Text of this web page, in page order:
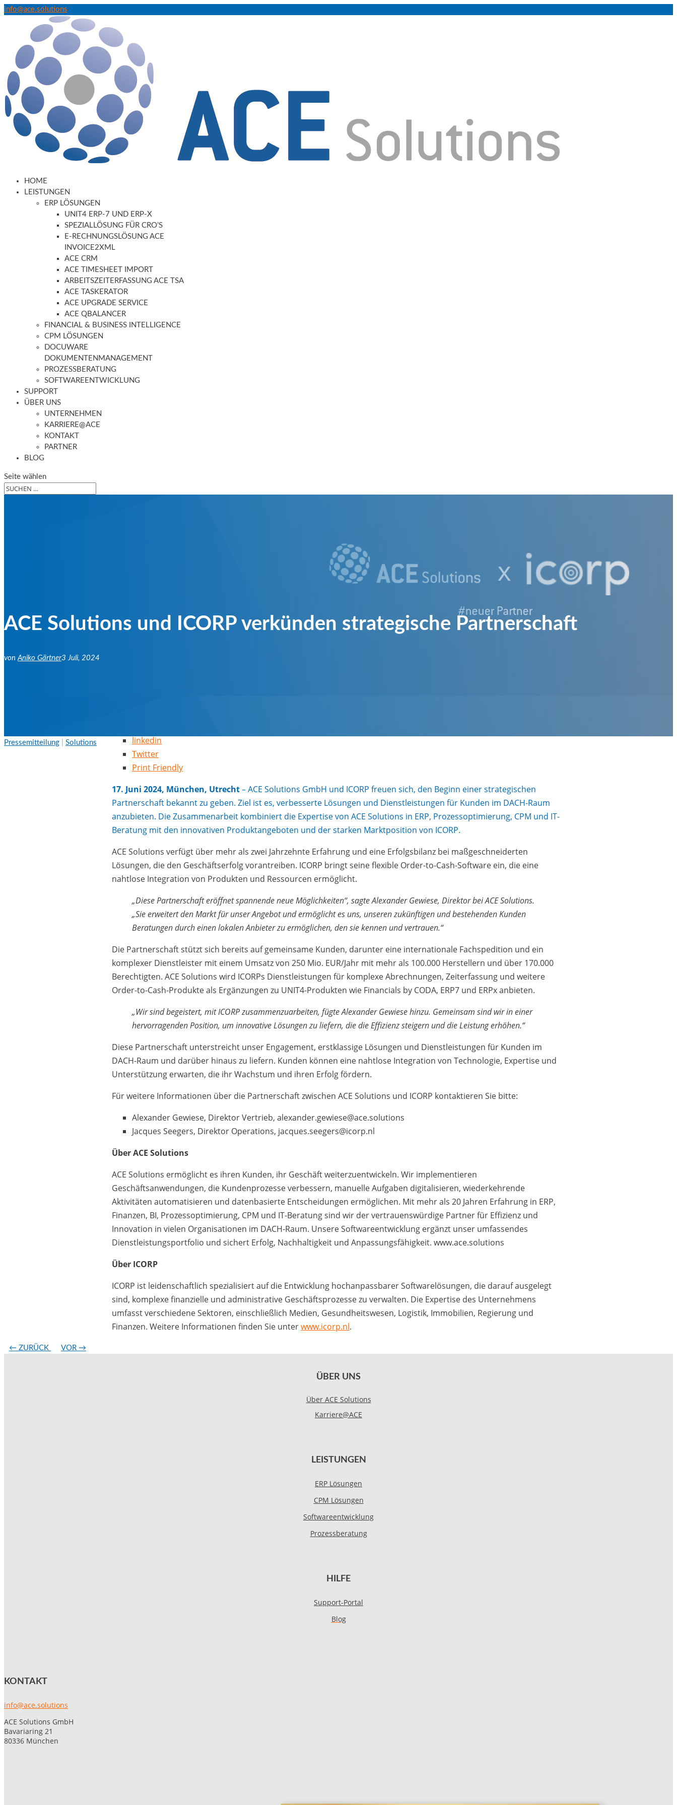
info@ace.solutions
HOME
LEISTUNGEN
ERP LÖSUNGEN
UNIT4 ERP-7 UND ERP-X
SPEZIALLÖSUNG FÜR CRO’S
E-RECHNUNGSLÖSUNG ACE
INVOICE2XML
ACE CRM
ACE TIMESHEET IMPORT
ARBEITSZEITERFASSUNG ACE TSA
ACE TASKERATOR
ACE UPGRADE SERVICE
ACE QBALANCER
FINANCIAL & BUSINESS INTELLIGENCE
CPM LÖSUNGEN
DOCUWARE
DOKUMENTENMANAGEMENT
PROZESSBERATUNG
SOFTWAREENTWICKLUNG
SUPPORT
ÜBER UNS
UNTERNEHMEN
KARRIERE@ACE
KONTAKT
PARTNER
BLOG
Seite wählen
ACE Solutions und ICORP verkünden strategische Partnerschaft
von Aniko Gärtner3 Juli, 2024
Pressemitteilung Solutions
linkedin
Twitter
Print Friendly
17. Juni 2024, München, Utrecht– ACE Solutions GmbH und ICORP freuen sich, den Beginn einer strategischen
Partnerschaft bekannt zu geben. Ziel ist es, verbesserte Lösungen und Dienstleistungen für Kunden im DACH-Raum
anzubieten. Die Zusammenarbeit kombiniert die Expertise von ACE Solutions in ERP, Prozessoptimierung, CPM und IT-
Beratung mit den innovativen Produktangeboten und der starken Marktposition von ICORP.
ACE Solutions verfügt über mehr als zwei Jahrzehnte Erfahrung und eine Erfolgsbilanz bei maßgeschneiderten
Lösungen, die den Geschäftserfolg vorantreiben. ICORP bringt seine flexible Order-to-Cash-Software ein, die eine
nahtlose Integration von Produkten und Ressourcen ermöglicht.
„Diese Partnerschaft eröffnet spannende neue Möglichkeiten“, sagte Alexander Gewiese, Direktor bei ACE Solutions.
„Sie erweitert den Markt für unser Angebot und ermöglicht es uns, unseren zukünftigen und bestehenden Kunden
Beratungen durch einen lokalen Anbieter zu ermöglichen, den sie kennen und vertrauen.“
Die Partnerschaft stützt sich bereits auf gemeinsame Kunden, darunter eine internationale Fachspedition und ein
komplexer Dienstleister mit einem Umsatz von 250 Mio. EUR/Jahr mit mehr als 100.000 Herstellern und über 170.000
Berechtigten. ACE Solutions wird ICORPs Dienstleistungen für komplexe Abrechnungen, Zeiterfassung und weitere
Order-to-Cash-Produkte als Ergänzungen zu UNIT4-Produkten wie Financials by CODA, ERP7 und ERPx anbieten.
„Wir sind begeistert, mit ICORP zusammenzuarbeiten, fügte Alexander Gewiese hinzu. Gemeinsam sind wir in einer
hervorragenden Position, um innovative Lösungen zu liefern, die die Effizienz steigern und die Leistung erhöhen.“
Diese Partnerschaft unterstreicht unser Engagement, erstklassige Lösungen und Dienstleistungen für Kunden im
DACH-Raum und darüber hinaus zu liefern. Kunden können eine nahtlose Integration von Technologie, Expertise und
Unterstützung erwarten, die ihr Wachstum und ihren Erfolg fördern.
Für weitere Informationen über die Partnerschaft zwischen ACE Solutions und ICORP kontaktieren Sie bitte:
Alexander Gewiese, Direktor Vertrieb, alexander.gewiese@ace.solutions
Jacques Seegers, Direktor Operations, jacques.seegers@icorp.nl
Über ACE Solutions
ACE Solutions ermöglicht es ihren Kunden, ihr Geschäft weiterzuentwickeln. Wir implementieren
Geschäftsanwendungen, die Kundenprozesse verbessern, manuelle Aufgaben digitalisieren, wiederkehrende
Aktivitäten automatisieren und datenbasierte Entscheidungen ermöglichen. Mit mehr als 20 Jahren Erfahrung in ERP,
Finanzen, BI, Prozessoptimierung, CPM und IT-Beratung sind wir der vertrauenswürdige Partner für Effizienz und
Innovation in vielen Organisationen im DACH-Raum. Unsere Softwareentwicklung ergänzt unser umfassendes
Dienstleistungsportfolio und sichert Erfolg, Nachhaltigkeit und Anpassungsfähigkeit. www.ace.solutions
Über ICORP
ICORP ist leidenschaftlich spezialisiert auf die Entwicklung hochanpassbarer Softwarelösungen, die darauf ausgelegt
sind, komplexe finanzielle und administrative Geschäftsprozesse zu verwalten. Die Expertise des Unternehmens
umfasst verschiedene Sektoren, einschließlich Medien, Gesundheitswesen, Logistik, Immobilien, Regierung und
Finanzen. Weitere Informationen finden Sie unterwww.icorp.nl.
← ZURÜCK VOR →
ÜBER UNS
Über ACE Solutions
Karriere@ACE
LEISTUNGEN
ERP Lösungen
CPM Lösungen
Softwareentwicklung
Prozessberatung
HILFE
Support-Portal
Blog
KONTAKT
info@ace.solutions
ACE Solutions GmbH
Bavariaring 21
80336 München